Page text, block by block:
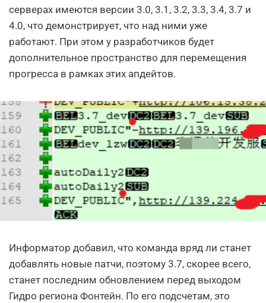
серверах имеются версии 3.0, 3.1, 3.2, 3.3, 3.4, 3.7 и
4.0, что демонстрирует, что над ними уже
работают. При этом у разработчиков будет
дополнительное пространство для перемещения
прогресса в рамках этих апдейтов.
Информатор добавил, что команда вряд ли станет
добавлять новые патчи, поэтому 3.7, скорее всего,
станет последним обновлением перед выходом
Гидро региона Фонтейн. По его подсчетам, это